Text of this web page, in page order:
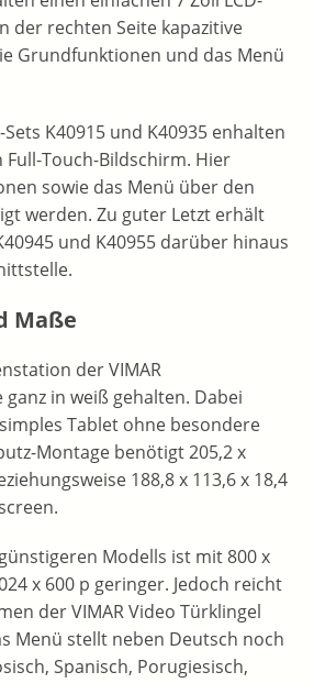
der rechten Seite kapazitive
Grundfunktionen und das Menü
K40915 und K40935 enhalten
Full-Touch-Bildschirm. Hier
sowie das Menü über den
werden. Zu guter Letzt erhält
und K40955 darüber hinaus
Maße
der VIMAR
in weiß gehalten. Dabei
Tablet ohne besondere
Montage benötigt 205,2 x
188,8 x 113,6 x 18,4
Modells ist mit 800 x
x 600 p geringer. Jedoch reicht
der VIMAR Video Türklingel
Menü stellt neben Deutsch noch
Spanisch, Porugiesisch,